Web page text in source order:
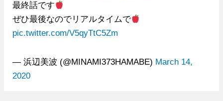
最終話です
ぜひ最後なのでリアルタイムで
pic.twitter.com/V5qyTtC5Zm
— 浜辺美波 (@MINAMI373HAMABE) March 14,
2020